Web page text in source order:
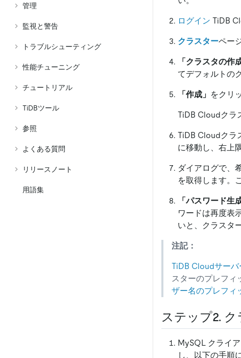
管理
監視と警告
トラブルシューティング
性能チューニング
チュートリアル
TiDBツール
参照
よくある質問
リリースノート
用語集
ログイン TiDB
クラスターペー
「クラスタの作
てデフォルトの
「作成」 をクリ
TiDB Cloudクラ
TiDB Cloudクラ
に移動し、右上
ダイアログで、
を取得します。
「パスワード
ワードは再度表
いと、クラスタ
注記：
TiDB Cloudサーバ
スターのプレフィ
ザー名のプレフィ
ステップ2.
MySQL クライ
し、以下の手順